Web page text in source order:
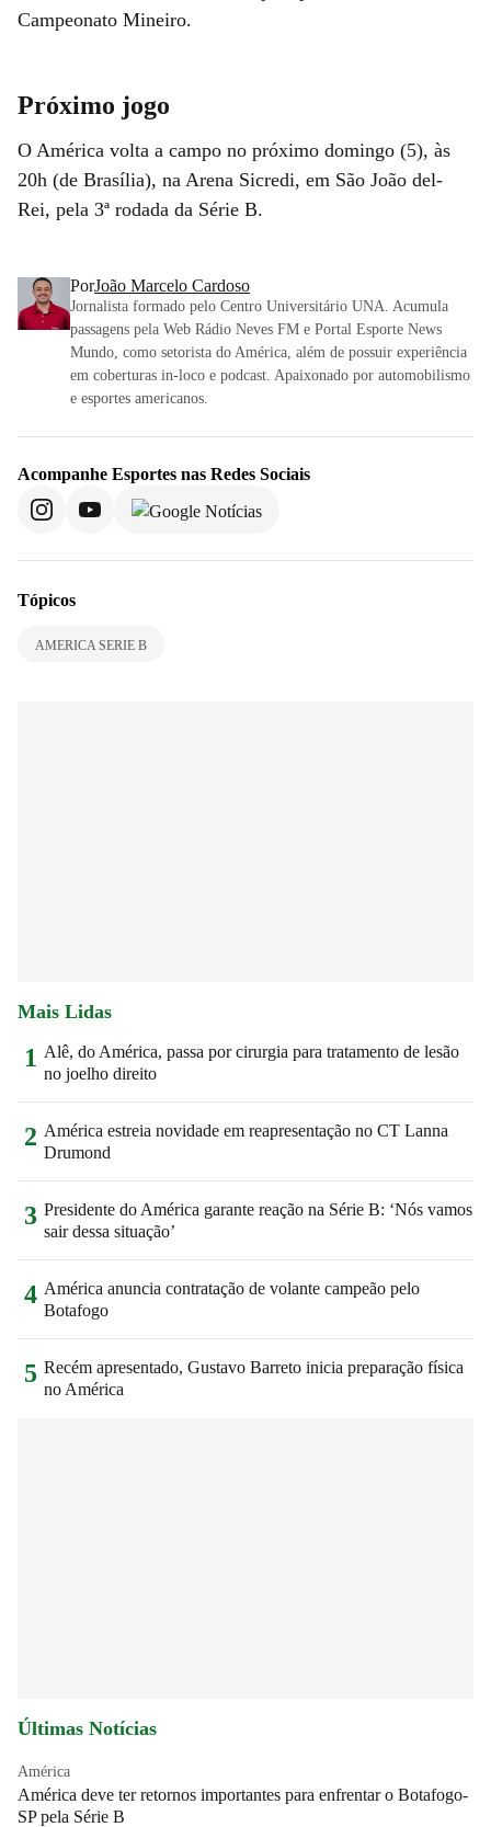
Campeonato Mineiro.
Próximo jogo
O América volta a campo no próximo domingo (5), às
20h (de Brasília), na Arena Sicredi, em São João del-
Rei, pela 3ª rodada da Série B.
PorJoão Marcelo Cardoso
Jornalista formado pelo Centro Universitário UNA. Acumula
passagens pela Web Rádio Neves FM e Portal Esporte News
Mundo, como setorista do América, além de possuir experiência
em coberturas in-loco e podcast. Apaixonado por automobilismo
e esportes americanos.
Acompanhe Esportes nas Redes Sociais
Tópicos
AMERICA SERIE B
Mais Lidas
1 Alê, do América, passa por cirurgia para tratamento de lesão
no joelho direito
2 América estreia novidade em reapresentação no CT Lanna
Drumond
3 Presidente do América garante reação na Série B: ‘Nós vamos
sair dessa situação’
4 América anuncia contratação de volante campeão pelo
Botafogo
5 Recém apresentado, Gustavo Barreto inicia preparação física
no América
Últimas Notícias
América
América deve ter retornos importantes para enfrentar o Botafogo-
SP pela Série B